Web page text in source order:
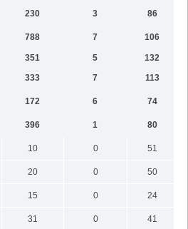
230 3
86
788 7 106
351 5
132
333 7
113
172 6
74
396 1
80
10 0
51
20 0
50
15 0
24
31 0
41